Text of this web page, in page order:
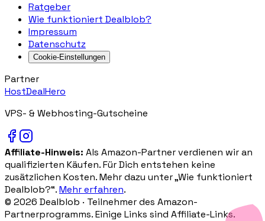
Ratgeber
Wie funktioniert Dealblob?
Impressum
Datenschutz
Cookie-Einstellungen
Partner
HostDealHero
VPS- & Webhosting-Gutscheine
Affiliate-Hinweis: Als Amazon-Partner verdienen wir an
qualifizierten Käufen. Für Dich entstehen keine
zusätzlichen Kosten. Mehr dazu unter „Wie funktioniert
Dealblob?“.Mehr erfahren.
© 2026 Dealblob · Teilnehmer des Amazon-
Partnerprogramms. Einige Links sind Affiliate-Links.